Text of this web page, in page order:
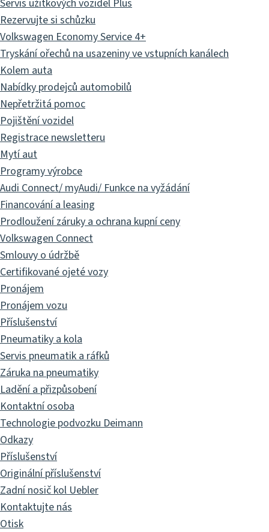
Servis užitkových vozidel Plus
Rezervujte si schůzku
Volkswagen Economy Service 4+
Tryskání ořechů na usazeniny ve vstupních kanálech
Kolem auta
Nabídky prodejců automobilů
Nepřetržitá pomoc
Pojištění vozidel
Registrace newsletteru
Mytí aut
Programy výrobce
Audi Connect/ myAudi/ Funkce na vyžádání
Financování a leasing
Prodloužení záruky a ochrana kupní ceny
Volkswagen Connect
Smlouvy o údržbě
Certifikované ojeté vozy
Pronájem
Pronájem vozu
Příslušenství
Pneumatiky a kola
Servis pneumatik a ráfků
Záruka na pneumatiky
Ladění a přizpůsobení
Kontaktní osoba
Technologie podvozku Deimann
Odkazy
Příslušenství
Originální příslušenství
Zadní nosič kol Uebler
Kontaktujte nás
Otisk